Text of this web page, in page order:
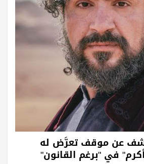
عن موقف تعرَّض له
في "برغم القانون"